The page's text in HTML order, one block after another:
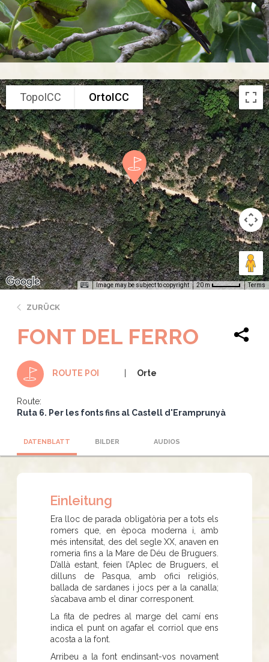
TopoICC OrtoICC
Image may be subject to copyright 20 m Terms
ZURÜCK
FONT DEL FERRO
ROUTE POI Orte
Route:
Ruta 6. Per les fonts fins al Castell d'Eramprunyà
DATENBLATT BILDER AUDIOS
Einleitung
Era lloc de parada obligatòria per a tots els
romers que, en època moderna i, amb
més intensitat, des del segle XX, anaven en
romeria fins a la Mare de Déu de Bruguers.
D’allà estant, feien l’Aplec de Bruguers, el
dilluns de Pasqua, amb ofici religiós,
ballada de sardanes i jocs per a la canalla;
s’acabava amb el dinar corresponent.
La fita de pedres al marge del camí ens
indica el punt on agafar el corriol que ens
acosta a la font.
Arribeu a la font endinsant-vos novament